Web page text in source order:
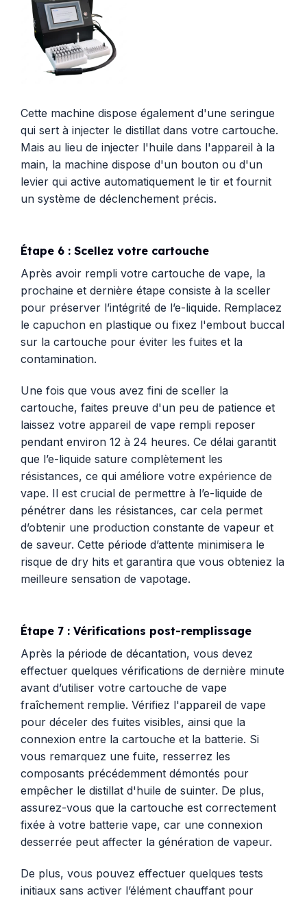
Cette machine dispose également d'une seringue
qui sert à injecter le distillat dans votre cartouche.
Mais au lieu de injecter l'huile dans l'appareil à la
main, la machine dispose d'un bouton ou d'un
levier qui active automatiquement le tir et fournit
un système de déclenchement précis.
Étape 6 : Scellez votre cartouche
Après avoir rempli votre cartouche de vape, la
prochaine et dernière étape consiste à la sceller
pour préserver l’intégrité de l’e-liquide. Remplacez
le capuchon en plastique ou fixez l'embout buccal
sur la cartouche pour éviter les fuites et la
contamination.
Une fois que vous avez fini de sceller la
cartouche, faites preuve d'un peu de patience et
laissez votre appareil de vape rempli reposer
pendant environ 12 à 24 heures. Ce délai garantit
que l’e-liquide sature complètement les
résistances, ce qui améliore votre expérience de
vape. Il est crucial de permettre à l’e-liquide de
pénétrer dans les résistances, car cela permet
d’obtenir une production constante de vapeur et
de saveur. Cette période d’attente minimisera le
risque de dry hits et garantira que vous obteniez la
meilleure sensation de vapotage.
Étape 7 : Vérifications post-remplissage
Après la période de décantation, vous devez
effectuer quelques vérifications de dernière minute
avant d’utiliser votre cartouche de vape
fraîchement remplie. Vérifiez l'appareil de vape
pour déceler des fuites visibles, ainsi que la
connexion entre la cartouche et la batterie. Si
vous remarquez une fuite, resserrez les
composants précédemment démontés pour
empêcher le distillat d'huile de suinter. De plus,
assurez-vous que la cartouche est correctement
fixée à votre batterie vape, car une connexion
desserrée peut affecter la génération de vapeur.
De plus, vous pouvez effectuer quelques tests
initiaux sans activer l’élément chauffant pour